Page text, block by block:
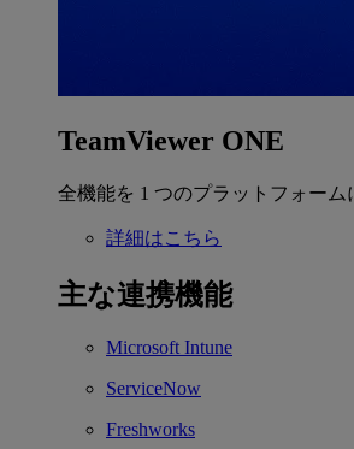
TeamViewer ONE
全機能を 1 つのプラットフォーム
詳細はこちら
主な連携機能
Microsoft Intune
ServiceNow
Freshworks